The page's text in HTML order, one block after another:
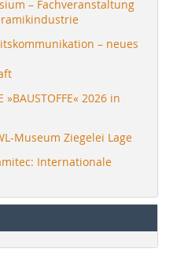
– Fachveranstaltung
– neues
2026 in
Museum Ziegelei Lage
Internationale